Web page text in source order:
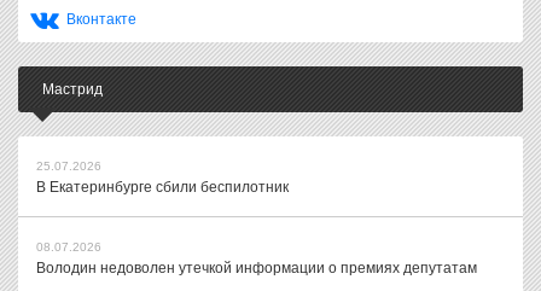
Вконтакте
Мастрид
25.07.2026
В Екатеринбурге сбили беспилотник
08.07.2026
Володин недоволен утечкой информации о премиях депутатам